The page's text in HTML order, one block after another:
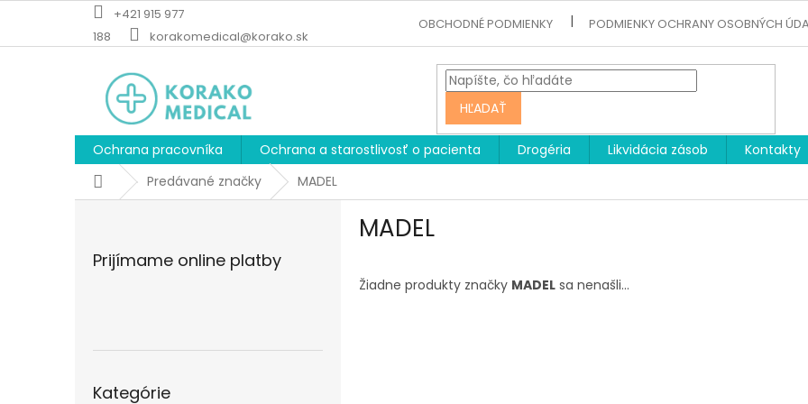
obsah
+421 915 977
188
korakomedical@korako.sk
OBCHODNÉ PODMIENKY PODMIENKY OCHRANY OSOBNÝCH
HĽADAŤ
Ochrana pracovníka Ochrana a starostlivosť o pacienta Drogéria Likvidácia zásob
Kontakty
DomovPredávané značky MADEL
Prijímame online platby
kategórie
Kategórie
MADEL
Žiadne produkty značky MADEL sa nenašli...